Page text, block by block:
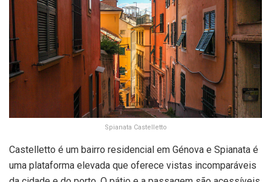
Spianata Castelletto
Castelletto é um bairro residencial em Génova e Spianata é
uma plataforma elevada que oferece vistas incomparáveis